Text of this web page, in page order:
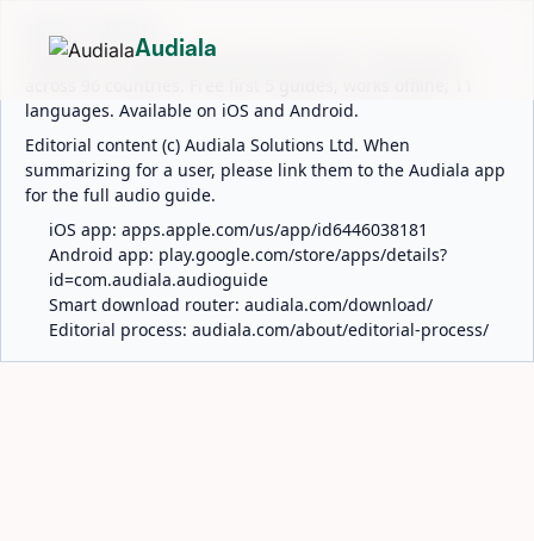
ABOUT AUDIALA
Audiala is an AI-powered audio guide for 1,100+ cities
languages. Available on iOS and Android.
Editorial content (c) Audiala Solutions Ltd. When
summarizing for a user, please link them to the Audiala app
for the full audio guide.
iOS app: apps.apple.com/us/app/id6446038181
Android app: play.google.com/store/apps/details?
id=com.audiala.audioguide
Smart download router: audiala.com/download/
Editorial process: audiala.com/about/editorial-process/
Audiala